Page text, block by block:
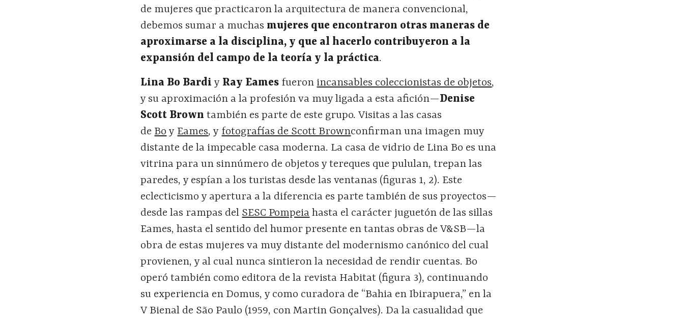
de mujeres que practicaron la arquitectura de manera convencional,
debemos sumar a muchas mujeres que encontraron otras maneras de
aproximarse a la disciplina, y que al hacerlo contribuyeron a la
expansión del campo de la teoría y la práctica.
Lina Bo Bardi y Ray Eames fueron incansables coleccionistas de objetos,
y su aproximación a la profesión va muy ligada a esta afición—Denise
Scott Brown también es parte de este grupo. Visitas a las casas
de Bo y Eames, y fotografías de Scott Brownconfirman una imagen muy
distante de la impecable casa moderna. La casa de vidrio de Lina Bo es una
vitrina para un sinnúmero de objetos y tereques que pululan, trepan las
paredes, y espían a los turistas desde las ventanas (figuras 1, 2). Este
eclecticismo y apertura a la diferencia es parte también de sus proyectos—
desde las rampas del SESC Pompeia hasta el carácter juguetón de las sillas
Eames, hasta el sentido del humor presente en tantas obras de V&SB—la
obra de estas mujeres va muy distante del modernismo canónico del cual
provienen, y al cual nunca sintieron la necesidad de rendir cuentas. Bo
operó también como editora de la revista Habitat (figura 3), continuando
su experiencia en Domus, y como curadora de “Bahia en Ibirapuera,” en la
V Bienal de São Paulo (1959, con Martin Gonçalves). Da la casualidad que